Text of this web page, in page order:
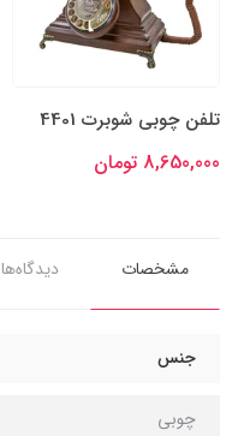
تلفن چوبی شوبرت 4401
8,650,000 تومان
مشخصات دیدگاه‌ها
جنس
چوبی